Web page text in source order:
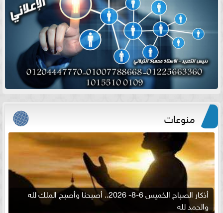
منوعات
أذكار الصباح الخميس 6-8- 2026.. أصبحنا وأصبح الملك لله
والحمد لله